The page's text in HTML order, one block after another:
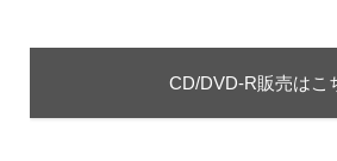
CD/DVD-R販売はこ